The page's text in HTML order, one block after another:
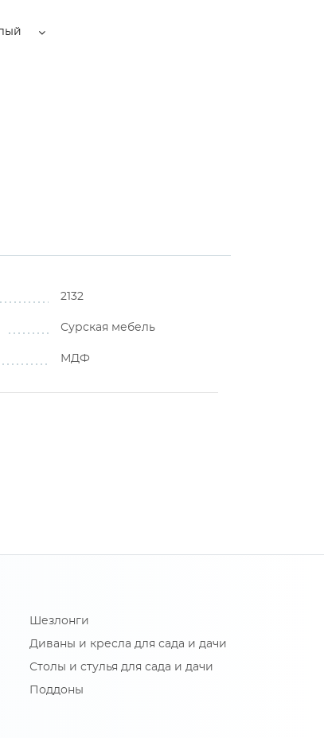
2132
Сурская мебель
МДФ
Шезлонги
Диваны и кресла для сада и дачи
Столы и стулья для сада и дачи
Поддоны